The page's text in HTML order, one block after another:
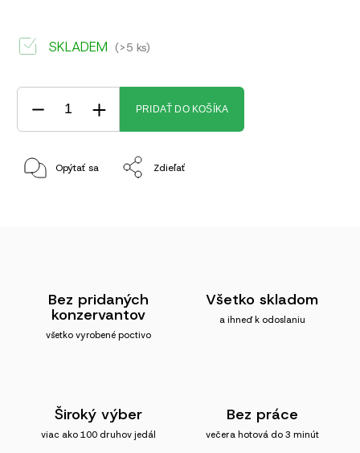
SKLADEM (>5 ks)
PRIDAŤ DO KOŠÍKA
Opýtať sa Zdieľať
Bez pridaných
konzervantov
všetko vyrobené poctivo
Všetko skladom
a ihneď k odoslaniu
Široký výber
viac ako 100 druhov jedál
Bez práce
večera hotová do 3 minút